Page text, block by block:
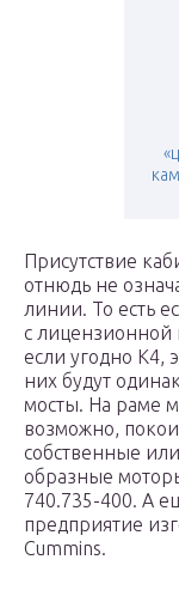
Присутствие
отнюдь не
линии. То есть
с лицензионной
если угодно К4,
них будут
мосты. На раме
возможно,
собственные
образные
740.735-400. А
предприятие
Cummins.